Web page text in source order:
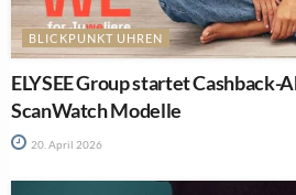
BLICKPUNKT UHREN
ELYSEE Group startet
ScanWatch Modelle
20. April 2026